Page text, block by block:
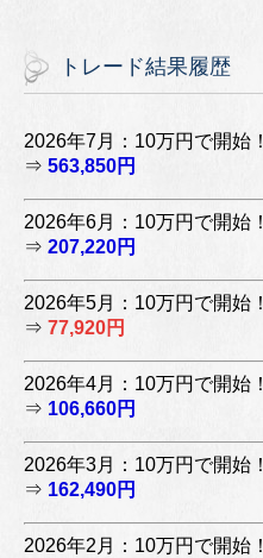
トレード結果履歴
2026年7月：10万円で開始！
⇒ 563,850円
2026年6月：10万円で開始！
⇒ 207,220円
2026年5月：10万円で開始！
⇒ 77,920円
2026年4月：10万円で開始！
⇒ 106,660円
2026年3月：10万円で開始！
⇒ 162,490円
2026年2月：10万円で開始！